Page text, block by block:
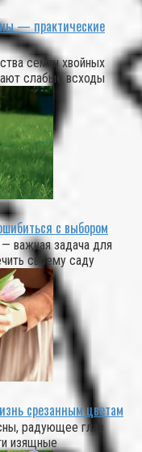
— практические
семян хвойных
слабые всходы
с выбором
важная задача для
своему саду
срезанным цветам
радующее глаз
изящные